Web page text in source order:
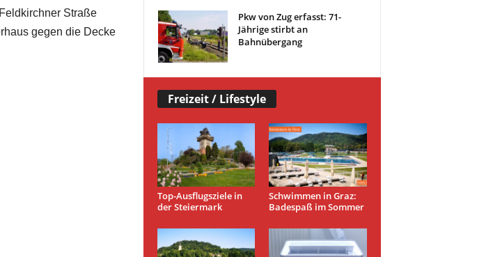
Straße
gegen die Decke
Pkw von Zug erfasst: 71-
Jährige stirbt an
Bahnübergang
Freizeit / Lifestyle
Top-Ausflugsziele in
der Steiermark
Schwimmen in Graz:
Badespaß im Sommer